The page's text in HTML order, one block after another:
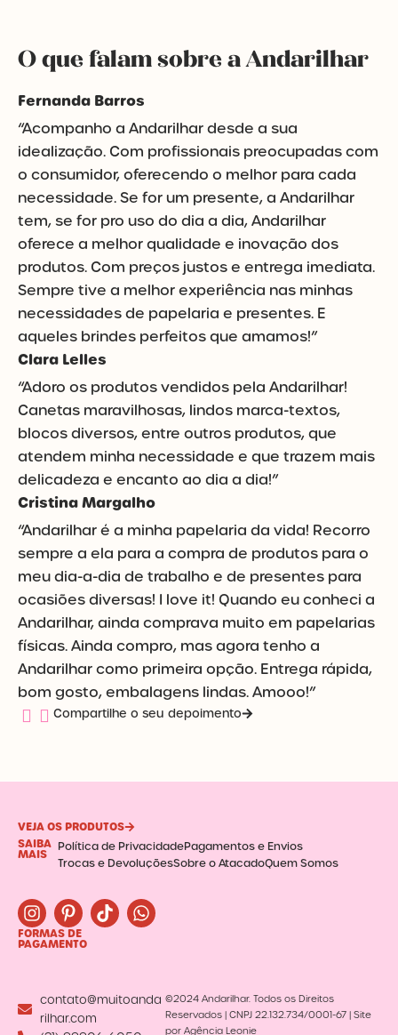
O que falam sobre a Andarilhar
Fernanda Barros
“Acompanho a Andarilhar desde a sua
idealização. Com profissionais preocupadas com
o consumidor, oferecendo o melhor para cada
necessidade. Se for um presente, a Andarilhar
tem, se for pro uso do dia a dia, Andarilhar
oferece a melhor qualidade e inovação dos
produtos. Com preços justos e entrega imediata.
Sempre tive a melhor experiência nas minhas
necessidades de papelaria e presentes. E
aqueles brindes perfeitos que amamos!”
Clara Lelles
“Adoro os produtos vendidos pela Andarilhar!
Canetas maravilhosas, lindos marca-textos,
blocos diversos, entre outros produtos, que
atendem minha necessidade e que trazem mais
delicadeza e encanto ao dia a dia!”
Cristina Margalho
“Andarilhar é a minha papelaria da vida! Recorro
sempre a ela para a compra de produtos para o
meu dia-a-dia de trabalho e de presentes para
ocasiões diversas! I love it! Quando eu conheci a
Andarilhar, ainda comprava muito em papelarias
físicas. Ainda compro, mas agora tenho a
Andarilhar como primeira opção. Entrega rápida,
bom gosto, embalagens lindas. Amooo!”
Compartilhe o seu depoimento
VEJA OS PRODUTOS
SAIBA
MAIS Política de PrivacidadePagamentos e Envios
Trocas e DevoluçõesSobre o AtacadoQuem Somos
I
n
s
g
r
P
i
n
r
e
T
i
k
W
h
a
FORMAS DE
PAGAMENTO
contato@muitoanda
rilhar.com
©2024 Andarilhar. Todos os Direitos
Reservados | CNPJ 22.132.734/0001-67 | Site
por Agência Leonie